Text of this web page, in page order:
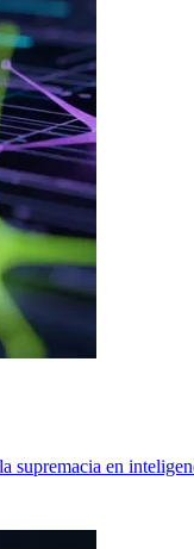
supremacia en